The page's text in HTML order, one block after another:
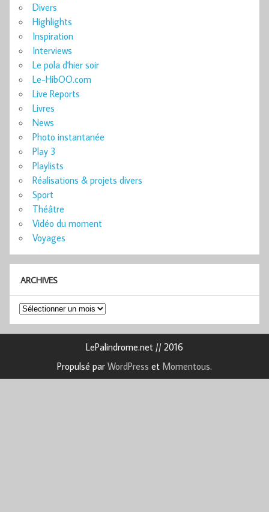
Divers
Highlights
Inspiration
Interviews
Le pola d'hier soir
Le-HibOO.com
Live Reports
Livres
News
Photo instantanée
Play 3
Playlists
Réalisations & projets divers
Sport
Théâtre
Vidéo du moment
Voyages
ARCHIVES
Archives
LePalindrome.net // 2016
Propulsé par WordPress et Momentous.